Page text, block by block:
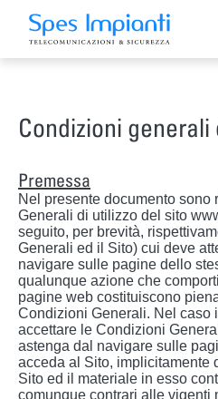
Condizioni
Premessa
Nel presente documento sono
Generali di utilizzo del sito
seguito, per brevità,
Generali ed il Sito) cui deve
navigare sulle pagine dello
qualunque azione che
pagine web costituiscono
Condizioni Generali. Nel caso
accettare le Condizioni
astenga dal navigare sulle
acceda al Sito, implicitamente
Sito ed il materiale in esso
comunque contrari alle vigenti